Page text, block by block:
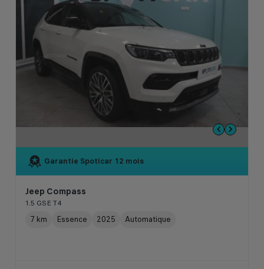
Garantie Spoticar 12 mois
Jeep Compass
1.5 GSE T4
7 km Essence 2025 Automatique